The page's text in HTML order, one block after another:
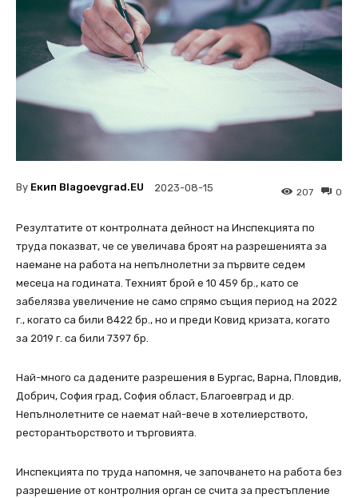
By Екип Blagoevgrad.EU 2023-08-15 0
207
Резултатите от контролната дейност на Инспекцията по
труда показват, че се увеличава броят на разрешенията за
наемане на работа на непълнолетни за първите седем
месеца на годината. Техният брой е 10 459 бр., като се
забелязва увеличение не само спрямо същия период на 2022
г., когато са били 8422 бр., но и преди Ковид кризата, когато
за 2019 г. са били 7397 бр.
Най-много са дадените разрешения в Бургас, Варна, Пловдив,
Добрич, София град, София област, Благоевград и др.
Непълнолетните се наемат най-вече в хотелиерството,
ресторантьорството и търговията.
Инспекцията по труда напомня, че започването на работа без
разрешение от контролния орган се счита за престъпление